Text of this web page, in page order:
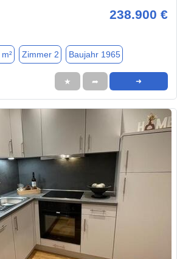
238.900 €
Zimmer 2 Baujahr 1965
★ ➦ ➜